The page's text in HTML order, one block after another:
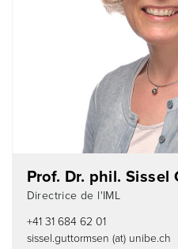
Prof. Dr. phil. Sissel
Directrice de l'IML
+41 31 684 62 01
sissel.guttormsen (at) unibe.ch